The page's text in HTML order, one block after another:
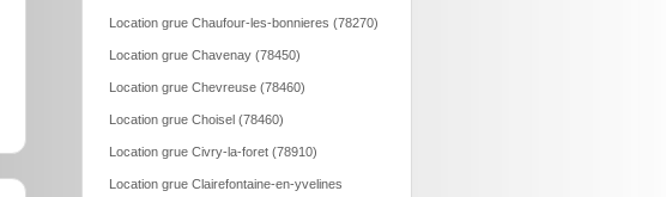
Location grue Chaufour-les-bonnieres (78270)
Location grue Chavenay (78450)
Location grue Chevreuse (78460)
Location grue Choisel (78460)
Location grue Civry-la-foret (78910)
Location grue Clairefontaine-en-yvelines